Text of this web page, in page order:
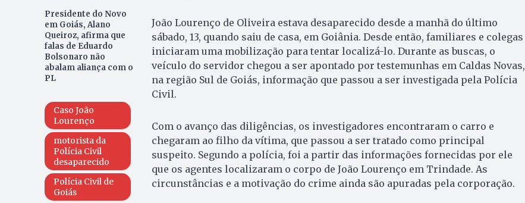
Presidente do Novo
em Goiás, Alano
Queiroz, afirma que
falas de Eduardo
Bolsonaro não
abalam aliança com o
PL
Caso João
Lourenço
motorista da
Polícia Civil
desaparecido
Polícia Civil de
Goiás
João Lourenço de Oliveira estava desaparecido desde a manhã do último
sábado, 13, quando saiu de casa, em Goiânia. Desde então, familiares e colegas
iniciaram uma mobilização para tentar localizá-lo. Durante as buscas, o
veículo do servidor chegou a ser apontado por testemunhas em Caldas Novas,
na região Sul de Goiás, informação que passou a ser investigada pela Polícia
Civil.
Com o avanço das diligências, os investigadores encontraram o carro e
chegaram ao filho da vítima, que passou a ser tratado como principal
suspeito. Segundo a polícia, foi a partir das informações fornecidas por ele
que os agentes localizaram o corpo de João Lourenço em Trindade. As
circunstâncias e a motivação do crime ainda são apuradas pela corporação.